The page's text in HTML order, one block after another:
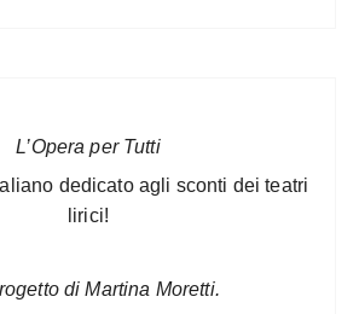
L’Opera per Tutti
dedicato agli sconti dei teatri
lirici!
di Martina Moretti.